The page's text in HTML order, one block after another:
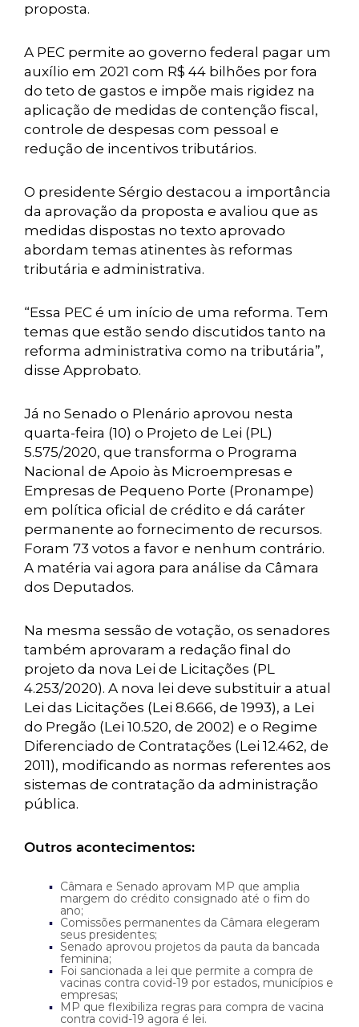
proposta.
A PEC permite ao governo federal pagar um
auxílio em 2021 com R$ 44 bilhões por fora
do teto de gastos e impõe mais rigidez na
aplicação de medidas de contenção fiscal,
controle de despesas com pessoal e
redução de incentivos tributários.
O presidente Sérgio destacou a importância
da aprovação da proposta e avaliou que as
medidas dispostas no texto aprovado
abordam temas atinentes às reformas
tributária e administrativa.
“Essa PEC é um início de uma reforma. Tem
temas que estão sendo discutidos tanto na
reforma administrativa como na tributária”,
disse Approbato.
Já no Senado o Plenário aprovou nesta
quarta-feira (10) o Projeto de Lei (PL)
5.575/2020, que transforma o Programa
Nacional de Apoio às Microempresas e
Empresas de Pequeno Porte (Pronampe)
em política oficial de crédito e dá caráter
permanente ao fornecimento de recursos.
Foram 73 votos a favor e nenhum contrário.
A matéria vai agora para análise da Câmara
dos Deputados.
Na mesma sessão de votação, os senadores
também aprovaram a redação final do
projeto da nova Lei de Licitações (PL
4.253/2020). A nova lei deve substituir a atual
Lei das Licitações (Lei 8.666, de 1993), a Lei
do Pregão (Lei 10.520, de 2002) e o Regime
Diferenciado de Contratações (Lei 12.462, de
2011), modificando as normas referentes aos
sistemas de contratação da administração
pública.
Outros acontecimentos:
Câmara e Senado aprovam MP que amplia
margem do crédito consignado até o fim do
ano;
Comissões permanentes da Câmara elegeram
seus presidentes;
Senado aprovou projetos da pauta da bancada
feminina;
Foi sancionada a lei que permite a compra de
vacinas contra covid-19 por estados, municípios e
empresas;
MP que flexibiliza regras para compra de vacina
contra covid-19 agora é lei.